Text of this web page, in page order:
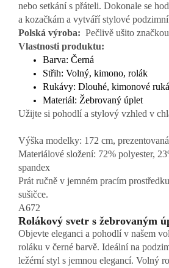
nebo setkání s přáteli. Dokonale se
a kozačkám a vytváří stylové
Polská výroba: Pečlivě ušito
Vlastnosti produktu:
Barva: Černá
Střih: Volný, kimono, rolák
Rukávy: Dlouhé, kimonové
Materiál: Žebrovaný úplet
Užijte si pohodlí a stylový vzhled v
Výška modelky: 172 cm,
Materiálové složení: 72% polyester,
spandex
Prát ručně v jemném pracím
sušičce.
A672
Rolákový svetr s žebrovaným
Objevte eleganci a pohodlí v našem
roláku v černé barvě. Ideální na
ležérní styl s jemnou elegancí. Volný